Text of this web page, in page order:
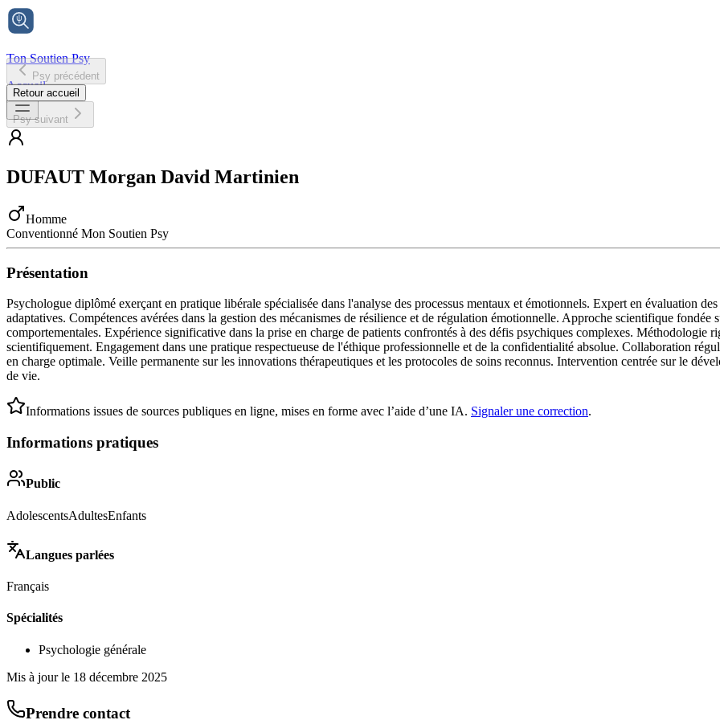
Ton Soutien Psy
Accueil
Psy précédent
Retour accueil
Psy suivant
DUFAUT Morgan David Martinien
Homme
Conventionné Mon Soutien Psy
Présentation
Psychologue diplômé exerçant en pratique libérale spécialisée dans l'analyse des processus mentaux et émotionnels. Expert en évaluation
adaptatives. Compétences avérées dans la gestion des mécanismes de résilience et de régulation émotionnelle. Approche scientifique fondée
comportementales. Expérience significative dans la prise en charge de patients confrontés à des défis psychiques complexes. Méthodologie
scientifiquement. Engagement dans une pratique respectueuse de l'éthique professionnelle et de la confidentialité absolue. Collaboration
en charge optimale. Veille permanente sur les innovations thérapeutiques et les protocoles de soins reconnus. Intervention centrée sur le
de vie.
Informations issues de sources publiques en ligne, mises en forme avec l’aide d’une IA. Signaler une correction.
Informations pratiques
Public
AdolescentsAdultesEnfants
Langues parlées
Français
Spécialités
Psychologie générale
Mis à jour le 18 décembre 2025
Prendre contact